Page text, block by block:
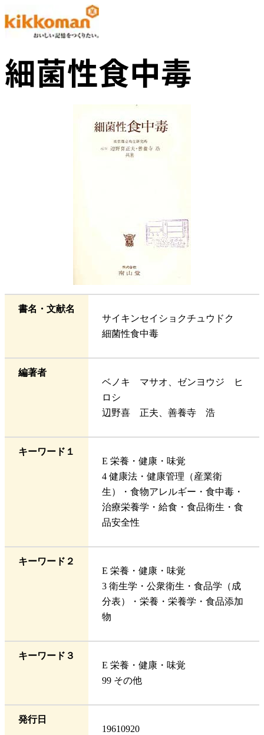
細菌性食中毒
書名・文献名
サイキンセイショクチュウドク
細菌性食中毒
編著者
ベノキ マサオ、ゼンヨウジ ヒ
ロシ
辺野喜 正夫、善養寺 浩
キーワード１
E 栄養・健康・味覚
4 健康法・健康管理（産業衛
生）・食物アレルギー・食中毒・
治療栄養学・給食・食品衛生・食
品安全性
キーワード２
E 栄養・健康・味覚
3 衛生学・公衆衛生・食品学（成
分表）・栄養・栄養学・食品添加
物
キーワード３
E 栄養・健康・味覚
99 その他
発行日
19610920